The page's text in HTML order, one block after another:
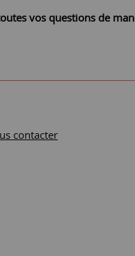
vos questions de
contacter